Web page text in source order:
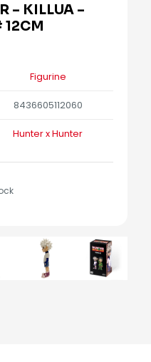
– KILLUA –
Figurine
8436605112060
Hunter x Hunter